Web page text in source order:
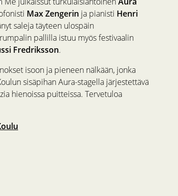
Max Zengerin ja pianisti Henri
saleja täyteen ulospäin
pallilla istuu myös festivaalin
Fredriksson.
isoon ja pieneen nälkään, jonka
sisäpihan Aura-stagella järjestettävä
hienoissa puitteissa. Tervetuloa